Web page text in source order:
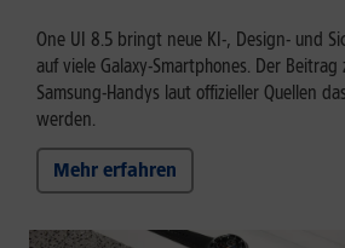
One UI 8.5 bringt neue KI-, Design- und
auf viele Galaxy-Smartphones. Der
Samsung-Handys laut offizieller Quellen
werden.
Mehr erfahren